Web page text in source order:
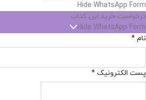
Hide WhatsApp Form
درخواست خرید این کتاب
Hide WhatsApp Form
نام *
پست الکترونیک *